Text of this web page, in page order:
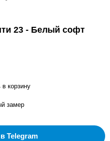
23 - Белый софт
в корзину
замер
Telegram